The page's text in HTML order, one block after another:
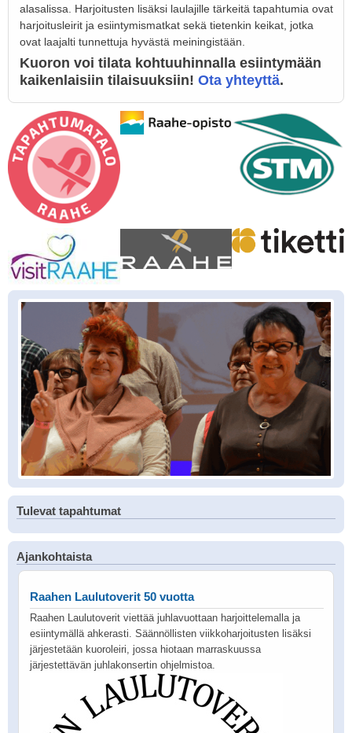
alasalissa. Harjoitusten lisäksi laulajille tärkeitä tapahtumia ovat
harjoitusleirit ja esiintymismatkat sekä tietenkin keikat, jotka
ovat laajalti tunnettuja hyvästä meiningistään.
Kuoron voi tilata kohtuuhinnalla esiintymään
kaikenlaisiin tilaisuuksiin! Ota yhteyttä.
Tulevat tapahtumat
Ajankohtaista
Raahen Laulutoverit 50 vuotta
Raahen Laulutoverit viettää juhlavuottaan harjoittelemalla ja
esiintymällä ahkerasti. Säännöllisten viikkoharjoitusten lisäksi
järjestetään kuoroleiri, jossa hiotaan marraskuussa
järjestettävän juhlakonsertin ohjelmistoa.